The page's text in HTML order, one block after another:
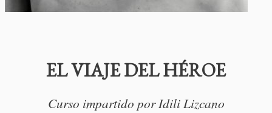
EL VIAJE DEL HÉROE
Curso impartido por Idili Lizcano